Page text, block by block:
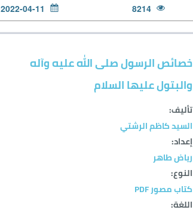
8214
2022-04-11
خصائص الرسول صلى الله عليه وآله
والبتول عليها السلام
تأليف:
السيد كاظم الرشتي
إعداد:
رياض طاهر
النوع:
كتاب مصور PDF
اللغة: